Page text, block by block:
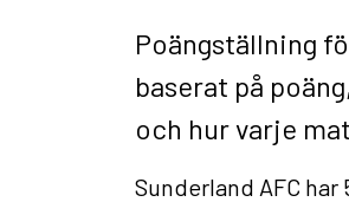
Poängställning
baserat på
och hur varje
Sunderland AFC